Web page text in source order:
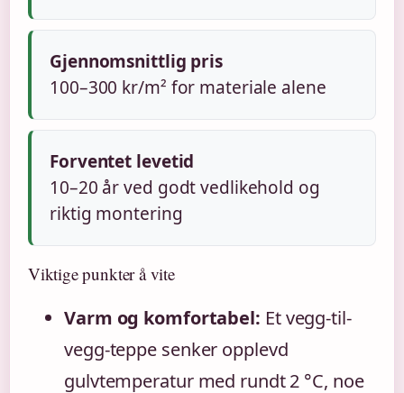
Gjennomsnittlig pris
100–300 kr/m² for materiale alene
Forventet levetid
10–20 år ved godt vedlikehold og
riktig montering
Viktige punkter å vite
Varm og komfortabel: Et vegg-til-
vegg-teppe senker opplevd
gulvtemperatur med rundt 2 °C, noe